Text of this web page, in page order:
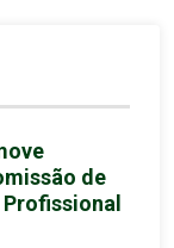
de